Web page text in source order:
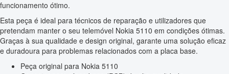
funcionamento ótimo.
Esta peça é ideal para técnicos de reparação e utilizadores que
pretendam manter o seu telemóvel Nokia 5110 em condições ótimas.
Graças à sua qualidade e design original, garante uma solução eficaz
e duradoura para problemas relacionados com a placa base.
Peça original para Nokia 5110